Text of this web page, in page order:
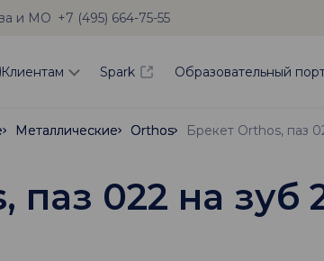
и МО +7 (495) 664-75-55
Клиентам Spark Образовательный
Металлические
Металлические Orthos
Orthos Брекет Orthos, паз
паз 022 на зуб